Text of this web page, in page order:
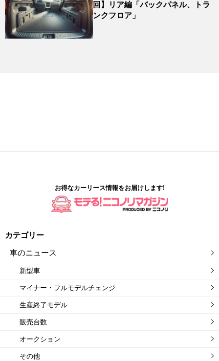
回】リア編「バックパネル、トラ
ンクフロア」
お得なカーリース情報をお届けします!
カテゴリー
車のニュース
新型車
マイナー・フルモデルチェンジ
生産終了モデル
販売台数
オークション
その他